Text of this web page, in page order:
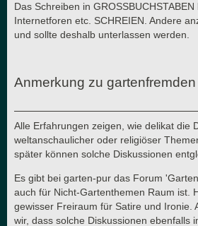
Das Schreiben in
Internetforen etc. SCHREIEN. Andere
und sollte deshalb unterlassen werden.
Anmerkung zu
Alle Erfahrungen zeigen, wie delikat die
weltanschaulicher oder religiöser
später können solche Diskussionen
Es gibt bei garten-pur das Forum
auch für Nicht-Gartenthemen Raum ist.
gewisser Freiraum für Satire und Ironie.
wir, dass solche Diskussionen ebenfalls